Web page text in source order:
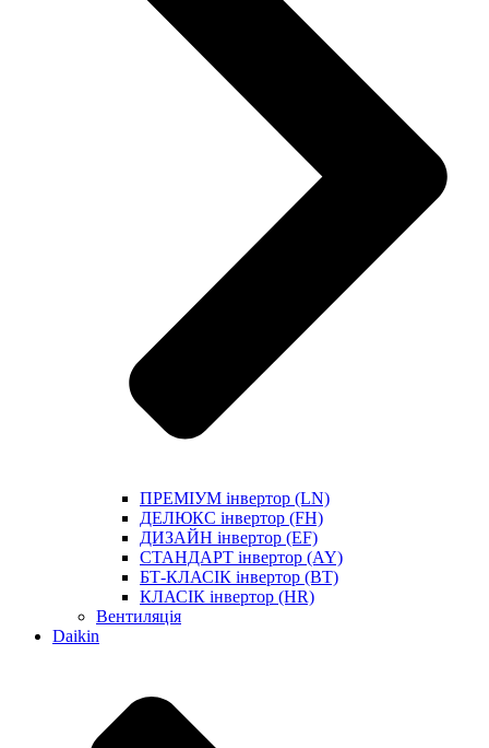
ПРЕМІУМ інвертор (LN)
ДЕЛЮКС інвертор (FH)
ДИЗАЙН інвертор (EF)
СТАНДАРТ інвертор (AY)
БТ-КЛАСІК інвертор (BT)
КЛАСІК інвертор (HR)
Вентиляція
Daikin